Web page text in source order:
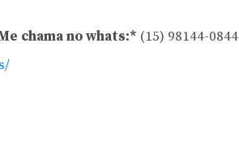
chama no whats:* (15) 98144-0844